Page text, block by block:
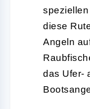
diese
Angeln
das Ufer-